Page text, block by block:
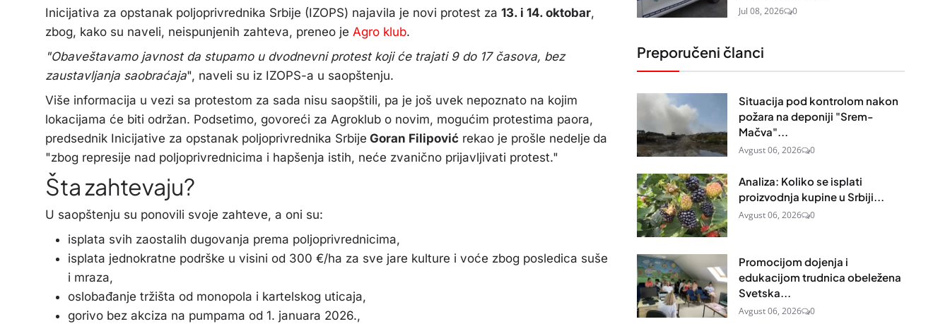
Inicijativa za opstanak poljoprivrednika Srbije (IZOPS) najavila je novi protest za 13. i 14. oktobar,
zbog, kako su naveli, neispunjenih zahteva, preneo je Agro klub.
"Obaveštavamo javnost da stupamo u dvodnevni protest koji će trajati 9 do 17 časova, bez
zaustavljanja saobraćaja", naveli su iz IZOPS-a u saopštenju.
Više informacija u vezi sa protestom za sada nisu saopštili, pa je još uvek nepoznato na kojim
lokacijama će biti održan. Podsetimo, govoreći za Agroklub o novim, mogućim protestima paora,
predsednik Inicijative za opstanak poljoprivrednika Srbije Goran Filipović rekao je prošle nedelje da
"zbog represije nad poljoprivrednicima i hapšenja istih, neće zvanično prijavljivati protest."
Šta zahtevaju?
U saopštenju su ponovili svoje zahteve, a oni su:
isplata svih zaostalih dugovanja prema poljoprivrednicima,
isplata jednokratne podrške u visini od 300 €/ha za sve jare kulture i voće zbog posledica suše
i mraza,
oslobađanje tržišta od monopola i kartelskog uticaja,
gorivo bez akciza na pumpama od 1. januara 2026.,
Jul 08, 2026 0
Preporučeni članci
Situacija pod kontrolom nakon
požara na deponiji "Srem-
Mačva"...
Avgust 06, 2026 0
Analiza: Koliko se isplati
proizvodnja kupine u Srbiji...
Avgust 06, 2026 0
Promocijom dojenja i
edukacijom trudnica obeležena
Svetska...
Avgust 06, 2026 0